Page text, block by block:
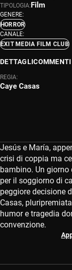
TIPOLOGIA:Film
GENERE:
HORROR
CANALE:
EXIT MEDIA FILM CLUB
DETTAGLICOMMENTI
Jesús e María,
crisi di coppia ma
bambino. Un
per il soggiorno di
peggiore decisione
Casas,
humor e tragedia
convenzione.
REGIA:
Caye Casas